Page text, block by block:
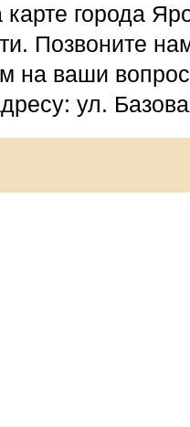
города
Позвоните
на ваши
ул.